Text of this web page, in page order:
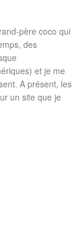
père coco qui
des
et je me
A présent, les
un site que je